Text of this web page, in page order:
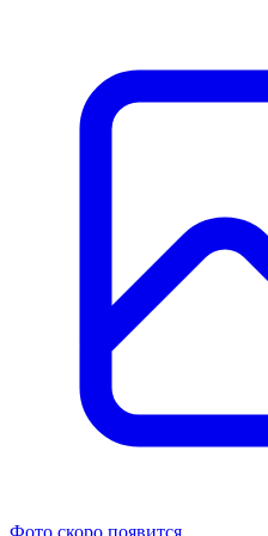
Фото скоро появится